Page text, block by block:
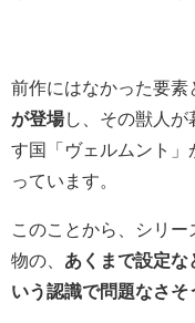
前作にはなかった要素
が登場し、その獣人が
す国「ヴェルムント」
っています。
このことから、シリ
物の、 あくまで設定な
いう認識で問題なさそ